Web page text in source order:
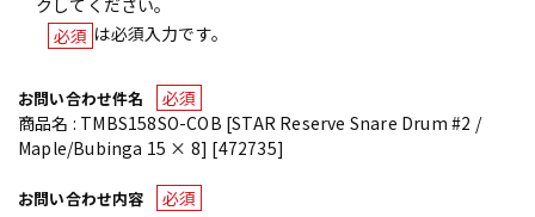
必須 は必須入力です。
お問い合わせ件名
必須
商品名 : TMBS158SO-COB [STAR Reserve Snare Drum #2 /
Maple/Bubinga 15 × 8] [472735]
お問い合わせ内容 必須